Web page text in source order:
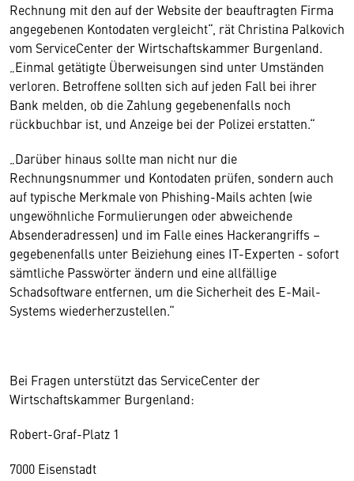
Rechnung mit den auf der Website der beauftragten Firma
angegebenen Kontodaten vergleicht“, rät Christina Palkovich
vom ServiceCenter der Wirtschaftskammer Burgenland.
„Einmal getätigte Überweisungen sind unter Umständen
verloren. Betroffene sollten sich auf jeden Fall bei ihrer
Bank melden, ob die Zahlung gegebenenfalls noch
rückbuchbar ist, und Anzeige bei der Polizei erstatten.“
„Darüber hinaus sollte man nicht nur die
Rechnungsnummer und Kontodaten prüfen, sondern auch
auf typische Merkmale von Phishing-Mails achten (wie
ungewöhnliche Formulierungen oder abweichende
Absenderadressen) und im Falle eines Hackerangriffs –
gegebenenfalls unter Beiziehung eines IT-Experten - sofort
sämtliche Passwörter ändern und eine allfällige
Schadsoftware entfernen, um die Sicherheit des E-Mail-
Systems wiederherzustellen.“
Bei Fragen unterstützt das ServiceCenter der
Wirtschaftskammer Burgenland:
Robert-Graf-Platz 1
7000 Eisenstadt